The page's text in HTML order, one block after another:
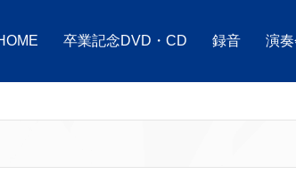
卒業記念DVD・CD 録音 演